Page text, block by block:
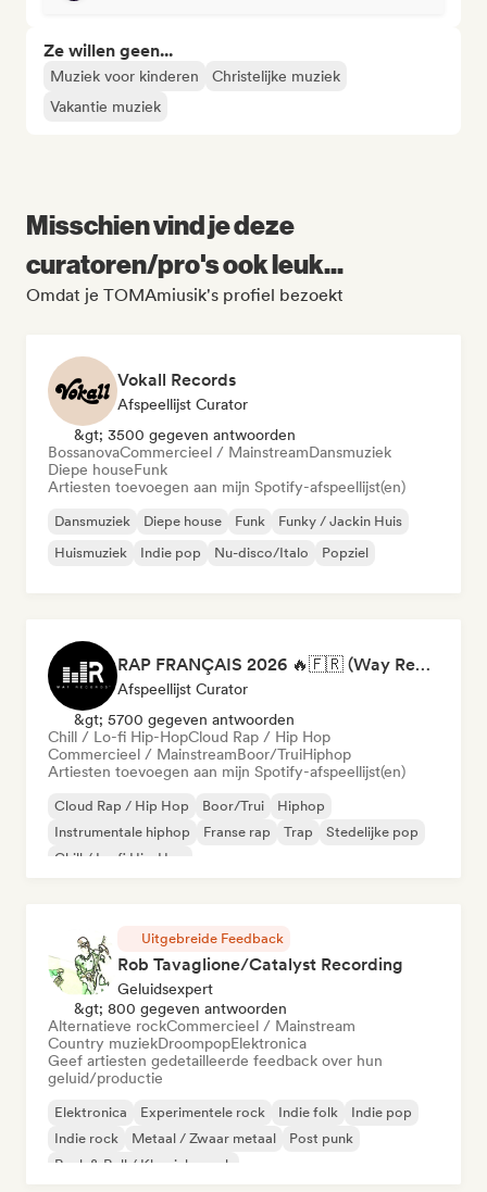
Ze willen geen...
Muziek voor kinderen
Christelijke muziek
Vakantie muziek
Misschien vind je deze
curatoren/pro's ook leuk...
Omdat je TOMAmiusik's profiel bezoekt
Vokall Records
Afspeellijst Curator
&gt; 3500 gegeven antwoorden
BossanovaCommercieel / MainstreamDansmuziek
Diepe houseFunk
Artiesten toevoegen aan mijn Spotify-afspeellijst(en)
Dansmuziek Diepe house Funk
Funky / Jackin Huis
Huismuziek
Indie pop Nu-disco/Italo Popziel
RAP FRANÇAIS 2026 🔥🇫🇷 (Way Records)
Afspeellijst Curator
&gt; 5700 gegeven antwoorden
Chill / Lo-fi Hip-HopCloud Rap / Hip Hop
Commercieel / MainstreamBoor/TruiHiphop
Artiesten toevoegen aan mijn Spotify-afspeellijst(en)
Cloud Rap / Hip Hop Boor/Trui
Hiphop
Instrumentale hiphop
Franse rap Trap
Stedelijke pop
Chill / Lo-fi Hip-Hop
Uitgebreide Feedback
Rob Tavaglione/Catalyst Recording
Geluidsexpert
&gt; 800 gegeven antwoorden
Alternatieve rockCommercieel / Mainstream
Country muziekDroompopElektronica
Geef artiesten gedetailleerde feedback over hun
geluid/productie
Elektronica Experimentele rock Indie folk
Indie pop
Indie rock
Metaal / Zwaar metaal
Post punk
Rock & Roll / Klassieke rock